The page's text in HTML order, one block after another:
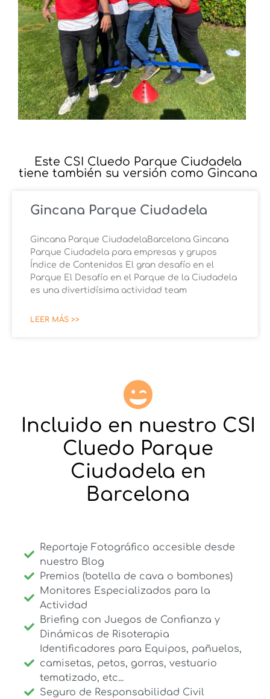
Este CSI Cluedo Parque Ciudadela
tiene también su versión como Gincana
Gincana Parque Ciudadela
Gincana Parque CiudadelaBarcelona Gincana
Parque Ciudadela para empresas y grupos
Índice de Contenidos El gran desafío en el
Parque El Desafío en el Parque de la Ciudadela
es una divertidísima actividad team
LEER MÁS >>
Incluido en nuestro CSI
Cluedo Parque
Ciudadela en
Barcelona
Reportaje Fotográfico accesible desde
nuestro Blog
Premios (botella de cava o bombones)
Monitores Especializados para la
Actividad
Briefing con Juegos de Confianza y
Dinámicas de Risoterapia
Identificadores para Equipos, pañuelos,
camisetas, petos, gorras, vestuario
tematizado, etc...
Seguro de Responsabilidad Civil